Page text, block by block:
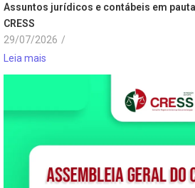
Assuntos jurídicos e contábeis em pauta
CRESS
29/07/2026 /
Leia mais